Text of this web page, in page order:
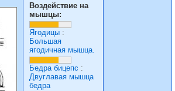
Воздействие на
мышцы:
Ягодицы :
Большая
ягодичная мышца.
Бедра бицепс :
Двуглавая мышца
бедра